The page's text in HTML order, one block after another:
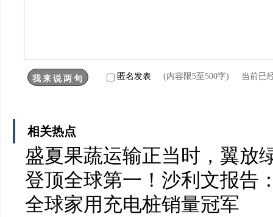
匿名发表 (内容限5至500字) 当前已
相关热点
盛夏果蔬运输正当时，翼放
登顶全球第一！沙利文报告
全球家用充电桩销量冠军